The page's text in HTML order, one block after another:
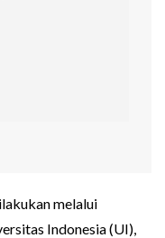
melalui
Indonesia (UI),